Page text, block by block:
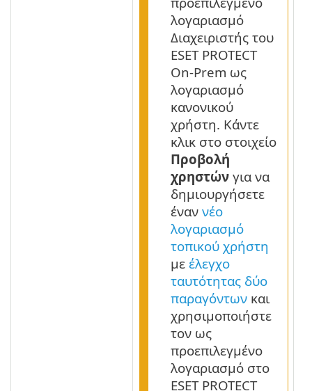
λογαριασμό
Διαχειριστής του
ESET PROTECT
On-Prem ως
λογαριασμό
κανονικού
χρήστη. Κάντε
κλικ στο στοιχείο
Προβολή
χρηστών για να
δημιουργήσετε
έναν νέο
λογαριασμό
τοπικού χρήστη
με έλεγχο
ταυτότητας δύο
παραγόντων και
χρησιμοποιήστε
τον ως
προεπιλεγμένο
λογαριασμό στο
ESET PROTECT